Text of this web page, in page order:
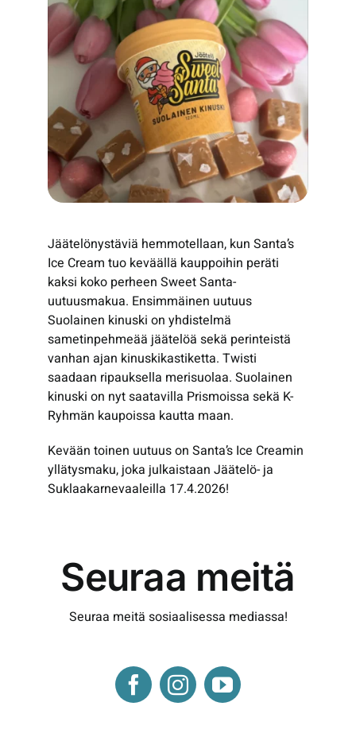
Jäätelönystäviä hemmotellaan, kun Santa’s
Ice Cream tuo keväällä kauppoihin peräti
kaksi koko perheen Sweet Santa-
uutuusmakua. Ensimmäinen uutuus
Suolainen kinuski on yhdistelmä
sametinpehmeää jäätelöä sekä perinteistä
vanhan ajan kinuskikastiketta. Twisti
saadaan ripauksella merisuolaa. Suolainen
kinuski on nyt saatavilla Prismoissa sekä K-
Ryhmän kaupoissa kautta maan.
Kevään toinen uutuus on Santa’s Ice Creamin
yllätysmaku, joka julkaistaan Jäätelö- ja
Suklaakarnevaaleilla 17.4.2026!
Seuraa meitä
Seuraa meitä sosiaalisessa mediassa!